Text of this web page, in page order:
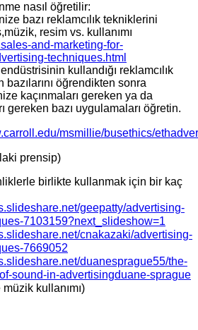
nasıl öğretilir:
bazı reklamcılık tekniklerini
resim vs. kullanımı
and-marketing-for-
techniques.html
kullandığı reklamcılık
bazılarını öğrendikten sonra
kaçınmaları gereken ya da
gereken bazı uygulamaları öğretin.
msmillie/busethics/
prensip)
birlikte kullanmak için bir kaç
geepatty/advertising-
7103159?next_slideshow=1
cnakazaki/advertising-
7669052
duanesprague55/the-
sound-in-advertisingduane-sprague
kullanımı)